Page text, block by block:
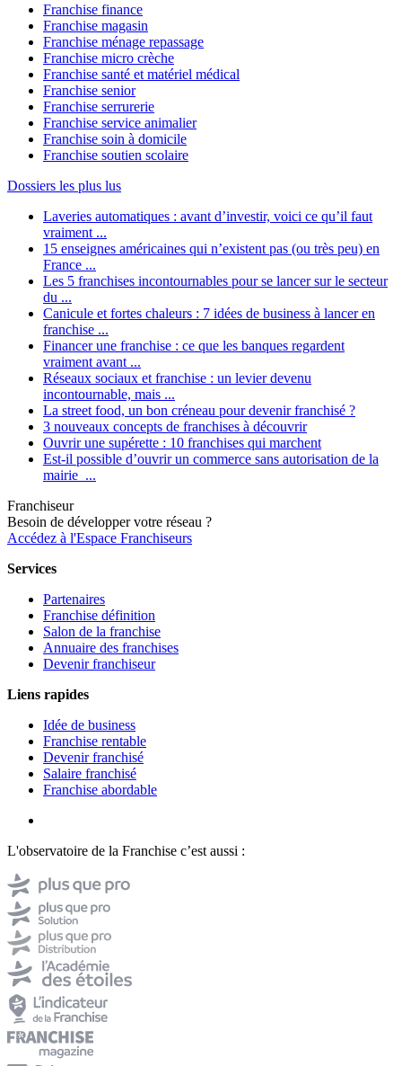
Franchise finance
Franchise magasin
Franchise ménage repassage
Franchise micro crèche
Franchise santé et matériel médical
Franchise senior
Franchise serrurerie
Franchise service animalier
Franchise soin à domicile
Franchise soutien scolaire
Dossiers les plus lus
Laveries automatiques : avant d’investir, voici ce qu’il faut
vraiment ...
15 enseignes américaines qui n’existent pas (ou très peu) en
France ...
Les 5 franchises incontournables pour se lancer sur le secteur
du ...
Canicule et fortes chaleurs : 7 idées de business à lancer en
franchise ...
Financer une franchise : ce que les banques regardent
vraiment avant ...
Réseaux sociaux et franchise : un levier devenu
incontournable, mais ...
La street food, un bon créneau pour devenir franchisé ?
3 nouveaux concepts de franchises à découvrir
Ouvrir une supérette : 10 franchises qui marchent
Est-il possible d’ouvrir un commerce sans autorisation de la
mairie ...
Franchiseur
Besoin de développer votre réseau ?
Accédez à l'Espace Franchiseurs
Services
Partenaires
Franchise définition
Salon de la franchise
Annuaire des franchises
Devenir franchiseur
Liens rapides
Idée de business
Franchise rentable
Devenir franchisé
Salaire franchisé
Franchise abordable
L'observatoire de la Franchise c’est aussi :